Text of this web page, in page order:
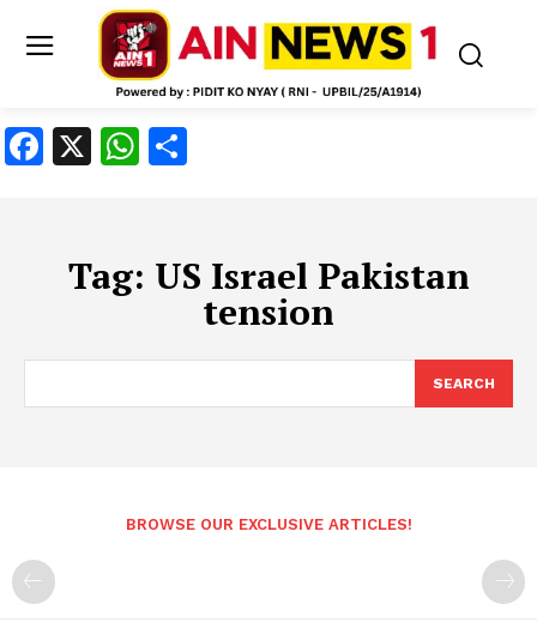
Facebook
X WhatsApp
Tag: US Israel Pakistan
tension
SEARCH
BROWSE OUR EXCLUSIVE ARTICLES!